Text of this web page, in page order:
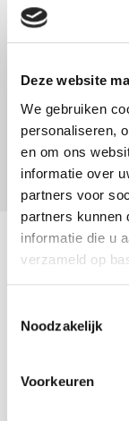
Deze website
We gebruiken
personaliseren,
en om ons
informatie over
partners voor
partners kunnen
informatie die u
verzameld op
Noodzakelijk
Voorkeuren
Klik hier
aan
en